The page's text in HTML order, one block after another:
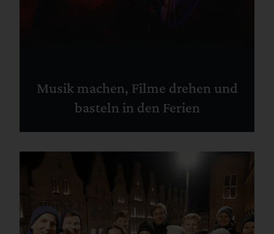
Musik machen, Filme drehen und
basteln in den Ferien